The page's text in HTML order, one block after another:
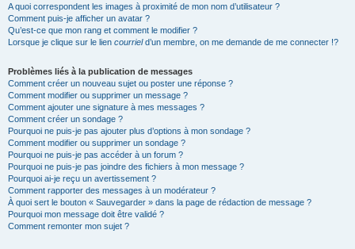
A quoi correspondent les images à proximité de mon nom d’utilisateur ?
Comment puis-je afficher un avatar ?
Qu’est-ce que mon rang et comment le modifier ?
Lorsque je clique sur le lien courrield’un membre, on me demande de me connecter !?
Problèmes liés à la publication de messages
Comment créer un nouveau sujet ou poster une réponse ?
Comment modifier ou supprimer un message ?
Comment ajouter une signature à mes messages ?
Comment créer un sondage ?
Pourquoi ne puis-je pas ajouter plus d’options à mon sondage ?
Comment modifier ou supprimer un sondage ?
Pourquoi ne puis-je pas accéder à un forum ?
Pourquoi ne puis-je pas joindre des fichiers à mon message ?
Pourquoi ai-je reçu un avertissement ?
Comment rapporter des messages à un modérateur ?
À quoi sert le bouton « Sauvegarder » dans la page de rédaction de message ?
Pourquoi mon message doit être validé ?
Comment remonter mon sujet ?